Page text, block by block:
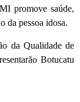
promove saúde,
da pessoa idosa.
da Qualidade de
Botucatu